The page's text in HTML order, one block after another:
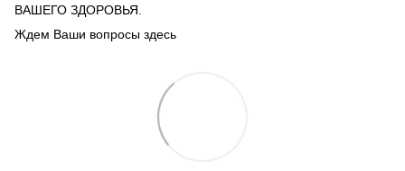
ВАШЕГО ЗДОРОВЬЯ.
Ждем Ваши вопросы здесь